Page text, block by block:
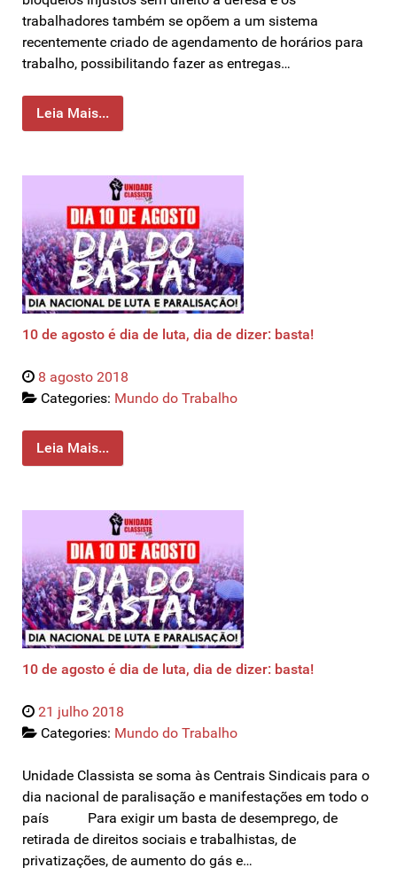
trabalhadores também se opõem a um sistema
recentemente criado de agendamento de horários para
trabalho, possibilitando fazer as entregas…
Leia Mais...
10 de agosto é dia de luta, dia de dizer: basta!
8 agosto 2018
Categories: Mundo do Trabalho
Leia Mais...
10 de agosto é dia de luta, dia de dizer: basta!
21 julho 2018
Categories: Mundo do Trabalho
Unidade Classista se soma às Centrais Sindicais para o
dia nacional de paralisação e manifestações em todo o
país Para exigir um basta de desemprego, de
retirada de direitos sociais e trabalhistas, de
privatizações, de aumento do gás e…